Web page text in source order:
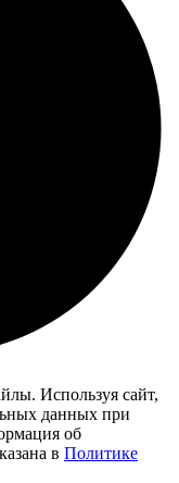
Используя сайт,
данных при
об
в Политике